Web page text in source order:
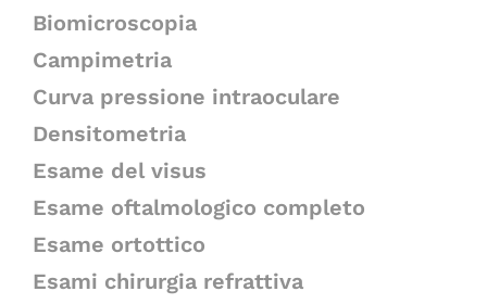
Biomicroscopia
Campimetria
Curva pressione intraoculare
Densitometria
Esame del visus
Esame oftalmologico completo
Esame ortottico
Esami chirurgia refrattiva